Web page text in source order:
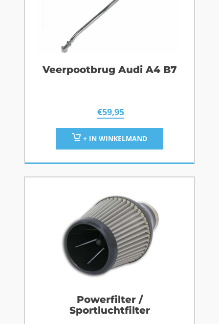
Veerpootbrug Audi A4 B7
€59,95
+ IN WINKELMAND
Powerfilter /
Sportluchtfilter